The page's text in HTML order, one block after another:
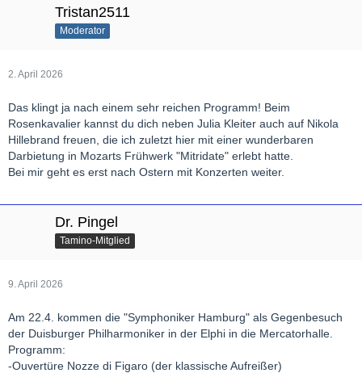
Tristan2511
Moderator
2. April 2026
Das klingt ja nach einem sehr reichen Programm! Beim
Rosenkavalier kannst du dich neben Julia Kleiter auch auf Nikola
Hillebrand freuen, die ich zuletzt hier mit einer wunderbaren
Darbietung in Mozarts Frühwerk "Mitridate" erlebt hatte.
Bei mir geht es erst nach Ostern mit Konzerten weiter.
Dr. Pingel
Tamino-Mitglied
9. April 2026
Am 22.4. kommen die "Symphoniker Hamburg" als Gegenbesuch
der Duisburger Philharmoniker in der Elphi in die Mercatorhalle.
Programm:
-Ouvertüre Nozze di Figaro (der klassische Aufreißer)